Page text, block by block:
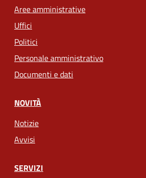
Aree amministrative
Uffici
Politici
Personale amministrativo
Documenti e dati
NOVITÀ
Notizie
Avvisi
SERVIZI